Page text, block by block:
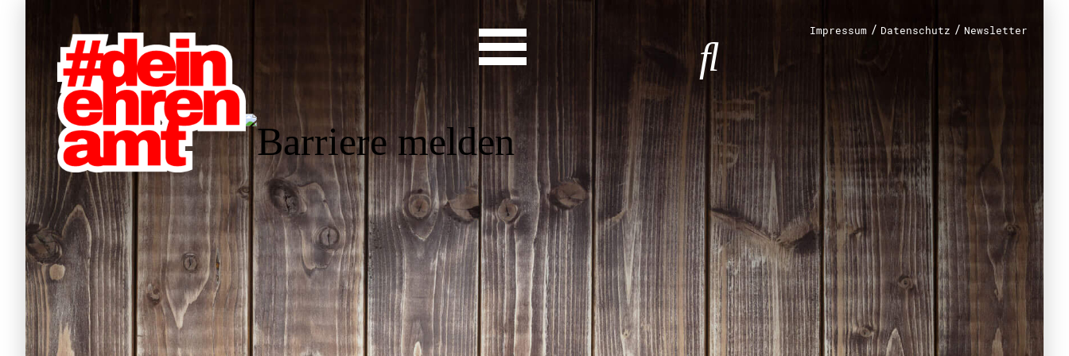
Start
Entdecke dein Ehrenamt
News
Veranstaltungen
Rückblicke
Newsletter
Die LandesEhrenamtsagentur
Publikationen
Ansprechpartner
Ehrenamt hat viele Gesichter
Finde dein Ehrenamt
Impressum / Datenschutz / Newsletter